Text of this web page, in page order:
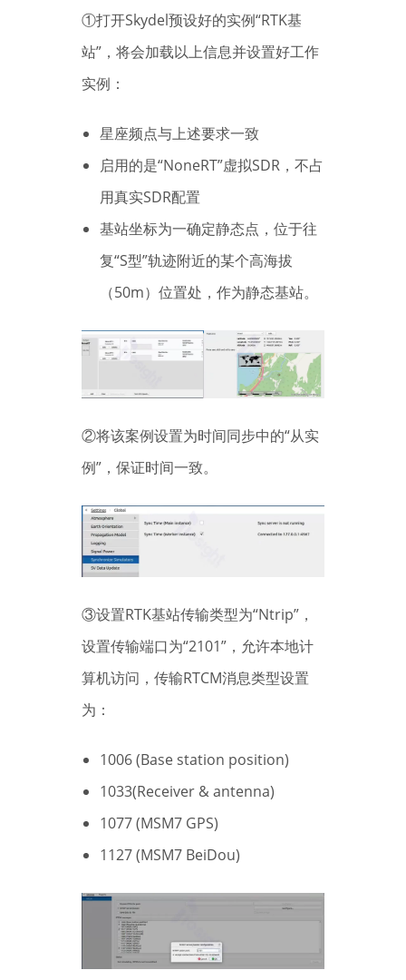
①打开Skydel预设好的实例“RTK基
站”，将会加载以上信息并设置好工作
实例：
星座频点与上述要求一致
启用的是“NoneRT”虚拟SDR，不占
用真实SDR配置
基站坐标为一确定静态点，位于往
复“S型”轨迹附近的某个高海拔
（50m）位置处，作为静态基站。
②将该案例设置为时间同步中的“从实
例”，保证时间一致。
③设置RTK基站传输类型为“Ntrip”，
设置传输端口为“2101”，允许本地计
算机访问，传输RTCM消息类型设置
为：
1006 (Base station position)
1033(Receiver & antenna)
1077 (MSM7 GPS)
1127 (MSM7 BeiDou)